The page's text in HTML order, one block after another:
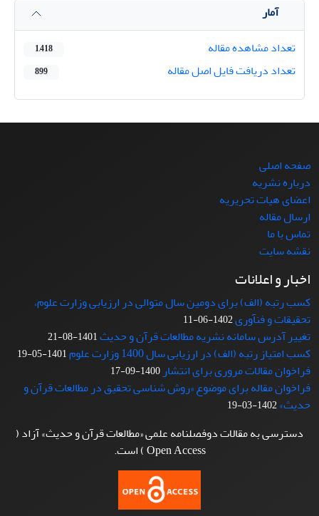
آمار
تعداد مشاهده مقاله
1,418
تعداد دریافت فایل اصل مقاله 899
صفحه اصلی
درباره نشریه
اعضای هیات تحریریه
ارسال مقاله
تماس با ما
نقشه سایت
اخبار و اعلانات
کسب رتبه (الف) برای دومین سال متوالی در ارزیابی وزارت علوم،
تحقیقات و فنآوری1402-06-11
تغییر آدرس سامانه نشریه مطالعات قرآن و حدیث1401-08-21
کسب امتیاز رتبه (الف) در ارزیابی سال 1400 وزارت علوم 1401-05-19
فراخوان مقالات مروری برای انتشار1400-09-17
فراخوان مقاله برای موضوع «روش شناسی تحقیق در مطالعات قرآن و
حدیث»1402-03-19
دسترسی به مقالات دوفصلنامه علمی «مطالعات قرآن و حدیث» آزاد (
Open Access ) است.